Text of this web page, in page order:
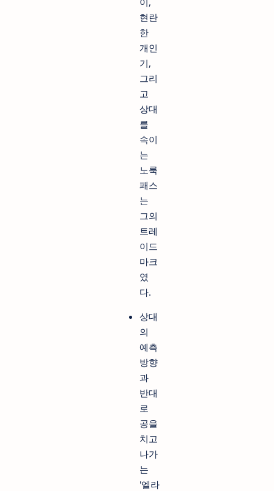
현란
한
개인
기,
그리
고
상대
를
속이
는
노룩
패스
는
그의
트레
이드
마크
였
다.
상대
의
예측
방향
과
반대
로
공을
치고
나가
는
'엘라